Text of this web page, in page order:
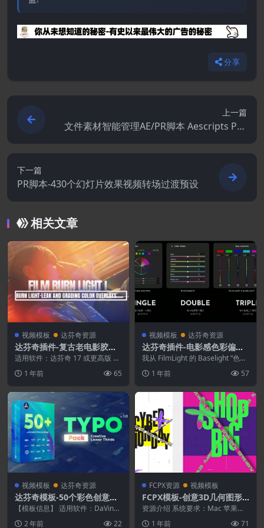
分享
上一篇
文件素材智能管理AE/PR脚本 Aescripts Pro
IO v2.17.6+使用教程
下一篇
PR脚本-430个幻灯片效果视频转场过渡预设
相关文章
视频模板 达芬奇资源
达芬奇插件-复古老电影胶片
光效刮痕颜色叠加视觉特效
适用软件：达芬奇 17 或更高版 分
需外置...
1 年前 65
视频模板 达芬奇资源
达芬奇插件-电影感色彩偏移
DCTL胶片模拟调色插件
我从 FilmLight 的 Baselight “色调
1 年前 57
视频模板 达芬奇资源
达芬奇模板-50个彩色创意字
幕条标题动画 Lower Thirds
【模板信息】 适用软件：DaVinci
2 年前 22
FCPX资源 视频模板
FCPX模板-创意3D几何图形
品牌形象宣传图文组合动画
资源介绍 系统要求：Mac 苹果系
1 年前 71